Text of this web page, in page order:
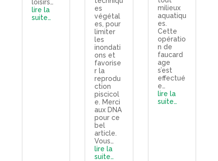
loisirs…
lire la
suite…
es
végétal
es, pour
limiter
les
inondati
ons et
favorise
r la
reprodu
ction
piscicol
e. Merci
aux DNA
pour ce
bel
article.
Vous…
lire la
suite…
milieux
aquatiqu
es.
Cette
opératio
n de
faucard
age
s’est
effectué
e…
lire la
suite…